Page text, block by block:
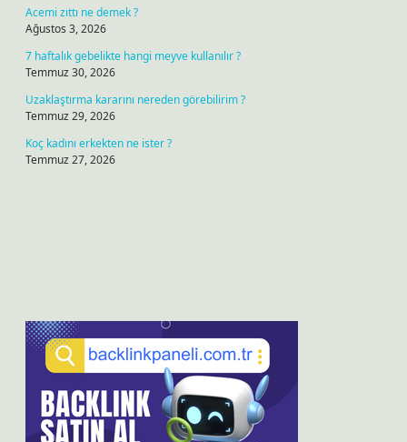
Acemi zıttı ne demek ?
Ağustos 3, 2026
7 haftalık gebelikte hangi meyve kullanılır ?
Temmuz 30, 2026
Uzaklaştırma kararını nereden görebilirim ?
Temmuz 29, 2026
Koç kadını erkekten ne ister ?
Temmuz 27, 2026